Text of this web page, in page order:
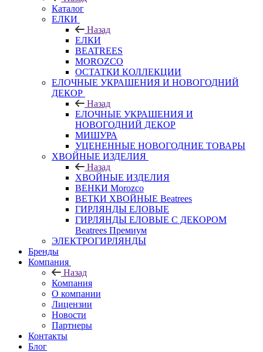
Каталог
ЕЛКИ
Назад
ЕЛКИ
BEATREES
MOROZCO
ОСТАТКИ КОЛЛЕКЦИИ
ЕЛОЧНЫЕ УКРАШЕНИЯ И НОВОГОДНИЙ
ДЕКОР
Назад
ЕЛОЧНЫЕ УКРАШЕНИЯ И
НОВОГОДНИЙ ДЕКОР
МИШУРА
УЦЕНЕННЫЕ НОВОГОДНИЕ ТОВАРЫ
ХВОЙНЫЕ ИЗДЕЛИЯ
Назад
ХВОЙНЫЕ ИЗДЕЛИЯ
ВЕНКИ Morozco
ВЕТКИ ХВОЙНЫЕ Beatrees
ГИРЛЯНДЫ ЕЛОВЫЕ
ГИРЛЯНДЫ ЕЛОВЫЕ С ДЕКОРОМ
Beatrees Премиум
ЭЛЕКТРОГИРЛЯНДЫ
Бренды
Компания
Назад
Компания
О компании
Лицензии
Новости
Партнеры
Контакты
Блог